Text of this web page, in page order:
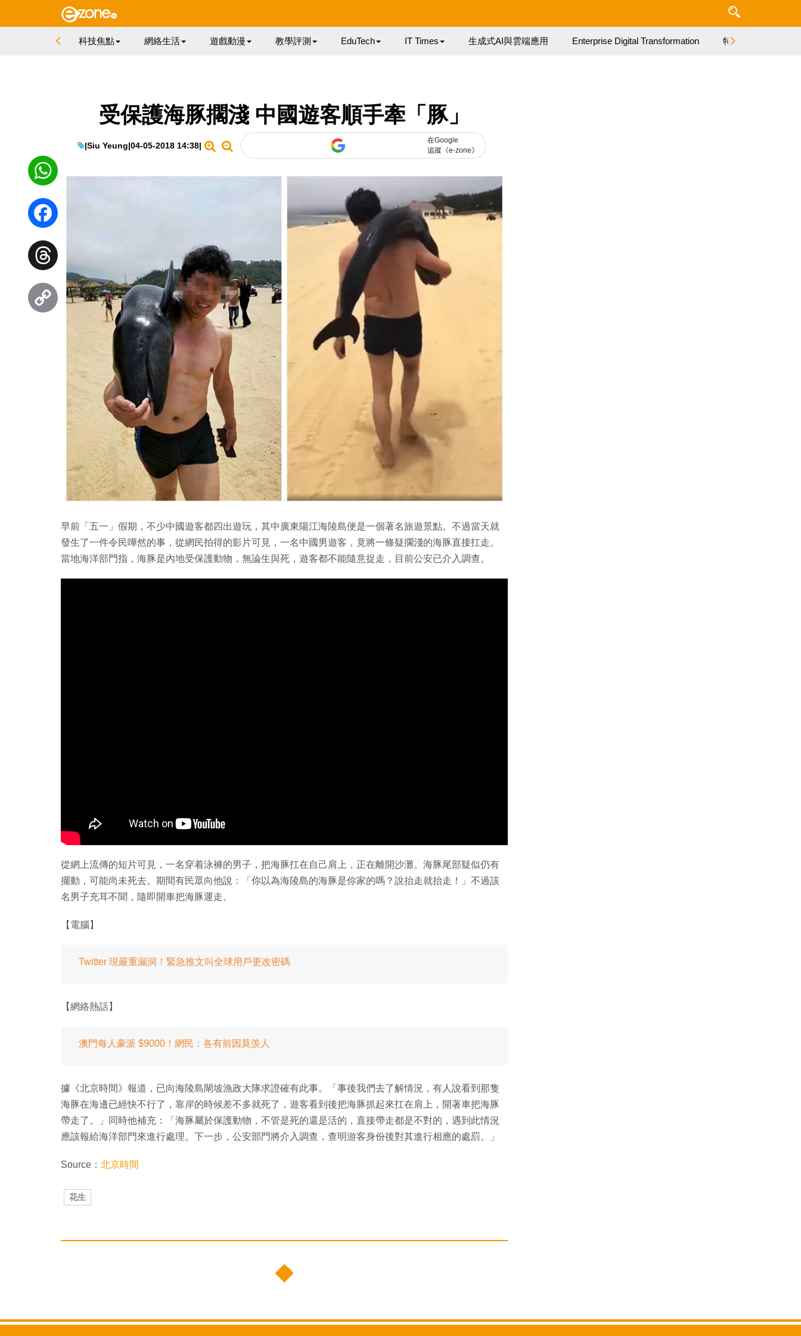
科技焦點 網絡生活 遊戲動漫 教學評測 EduTech IT Times 生成式AI與雲端應用 Enterprise Digital Transformation 特集
受保護海豚擱淺 中國遊客順手牽「豚」
|Siu Yeung|04-05-2018 14:38|
在Google
追蹤《e-zone》
早前「五一」假期，不少中國遊客都四出遊玩，其中廣東陽江海陵島便是一個著名旅遊景點。不過當天就
發生了一件令民嘩然的事，從網民拍得的影片可見，一名中國男遊客，竟將一條疑擱淺的海豚直接扛走。
當地海洋部門指，海豚是內地受保護動物，無論生與死，遊客都不能隨意捉走，目前公安已介入調查。
從網上流傳的短片可見，一名穿着泳褲的男子，把海豚扛在自己肩上，正在離開沙灘。海豚尾部疑似仍有
擺動，可能尚未死去。期間有民眾向他說：「你以為海陵島的海豚是你家的嗎？說抬走就抬走！」不過該
名男子充耳不聞，隨即開車把海豚運走。
【電腦】
Twitter 現嚴重漏洞！緊急推文叫全球用戶更改密碼
【網絡熱話】
澳門每人豪派 $9000！網民：各有前因莫羡人
據《北京時間》報道，已向海陵島閘坡漁政大隊求證確有此事。「事後我們去了解情況，有人說看到那隻
海豚在海邊已經快不行了，靠岸的時候差不多就死了，遊客看到後把海豚抓起來扛在肩上，開著車把海豚
帶走了。」同時他補充：「海豚屬於保護動物，不管是死的還是活的，直接帶走都是不對的，遇到此情況
應該報給海洋部門來進行處理。下一步，公安部門將介入調查，查明游客身份後對其進行相應的處罰。」
Source： 北京時間
花生
WhatsApp
Facebook
Threads